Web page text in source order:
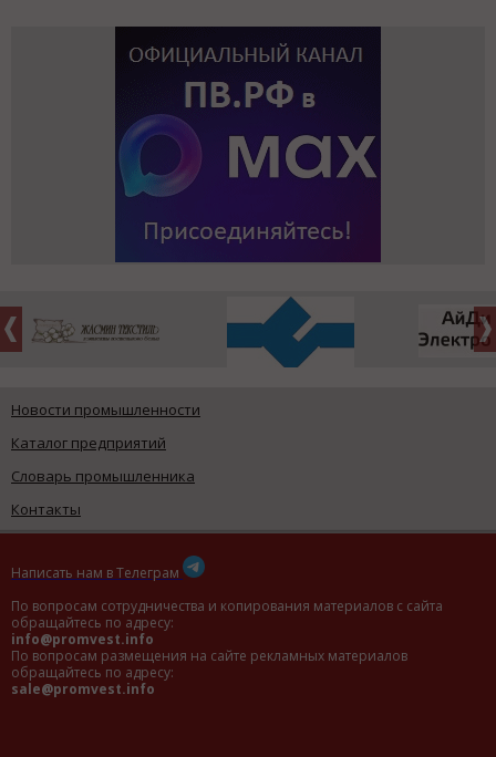
Новости промышленности
Каталог предприятий
Словарь промышленника
Контакты
Написать нам в Телеграм
По вопросам сотрудничества и копирования материалов с сайта
обращайтесь по адресу:
info@promvest.info
По вопросам размещения на сайте рекламных материалов
обращайтесь по адресу:
sale@promvest.info